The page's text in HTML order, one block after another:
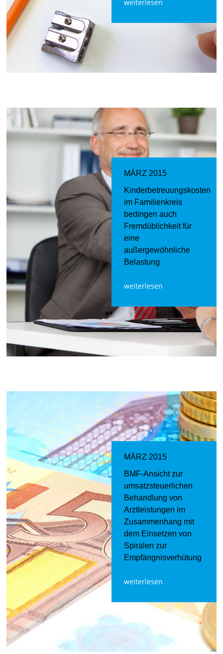
weiterlesen
MÄRZ 2015
Kinderbetreuungskosten
im Familienkreis
bedingen auch
Fremdüblichkeit für
eine
außergewöhnliche
Belastung
weiterlesen
MÄRZ 2015
BMF-Ansicht zur
umsatzsteuerlichen
Behandlung von
Arztleistungen im
Zusammenhang mit
dem Einsetzen von
Spiralen zur
Empfängnisverhütung
weiterlesen